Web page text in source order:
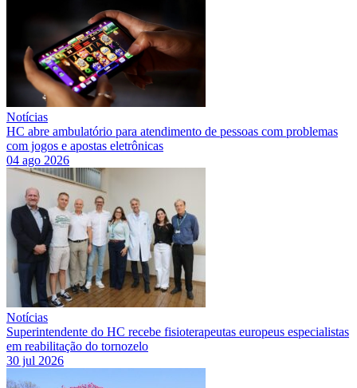
Notícias
HC abre ambulatório para atendimento de pessoas com problemas
com jogos e apostas eletrônicas
04 ago 2026
Notícias
Superintendente do HC recebe fisioterapeutas europeus especialistas
em reabilitação do tornozelo
30 jul 2026